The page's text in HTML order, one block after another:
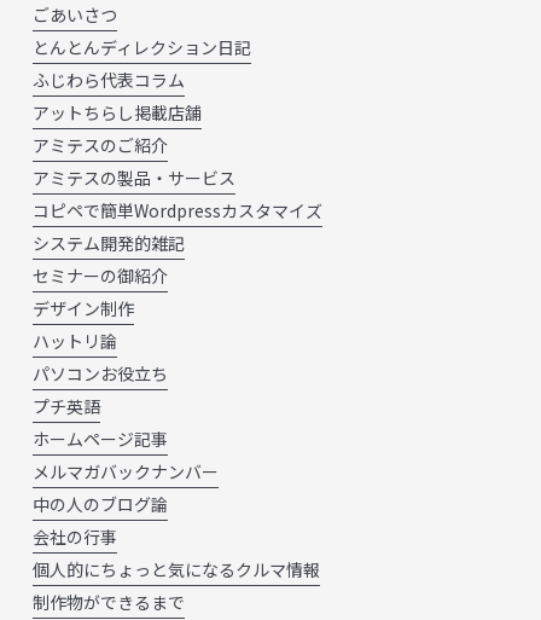
ごあいさつ
とんとんディレクション日記
ふじわら代表コラム
アットちらし掲載店舗
アミテスのご紹介
アミテスの製品・サービス
コピペで簡単Wordpressカスタマイズ
システム開発的雑記
セミナーの御紹介
デザイン制作
ハットリ論
パソコンお役立ち
プチ英語
ホームページ記事
メルマガバックナンバー
中の人のブログ論
会社の行事
個人的にちょっと気になるクルマ情報
制作物ができるまで